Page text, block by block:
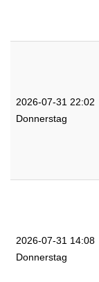
2026-07-31 22:02
Donnerstag
2026-07-31 14:08
Donnerstag